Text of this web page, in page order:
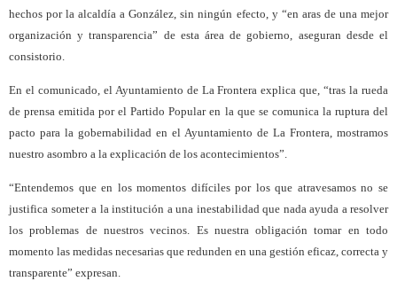
hechos por la alcaldía a González, sin ningún efecto, y “en aras de una mejor
organización y transparencia” de esta área de gobierno, aseguran desde el
consistorio.
En el comunicado, el Ayuntamiento de La Frontera explica que, “tras la rueda
de prensa emitida por el Partido Popular en la que se comunica la ruptura del
pacto para la gobernabilidad en el Ayuntamiento de La Frontera, mostramos
nuestro asombro a la explicación de los acontecimientos”.
“Entendemos que en los momentos difíciles por los que atravesamos no se
justifica someter a la institución a una inestabilidad que nada ayuda a resolver
los problemas de nuestros vecinos. Es nuestra obligación tomar en todo
momento las medidas necesarias que redunden en una gestión eficaz, correcta y
transparente” expresan.